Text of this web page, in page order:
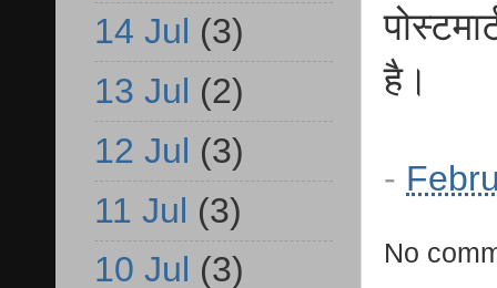
है।
-
No
14 Jul (3)
13 Jul (2)
12 Jul (3)
11 Jul (3)
10 Jul (3)